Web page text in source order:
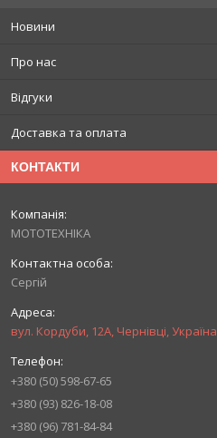
Новини
Про нас
Відгуки
Доставка та оплата
КОНТАКТИ
МОТОТЕХНІКА
Сергій
вул. Кордуби, 12А, Чернівці, Україна
+380 (50) 598-67-65
+380 (93) 826-18-08
+380 (96) 781-84-84